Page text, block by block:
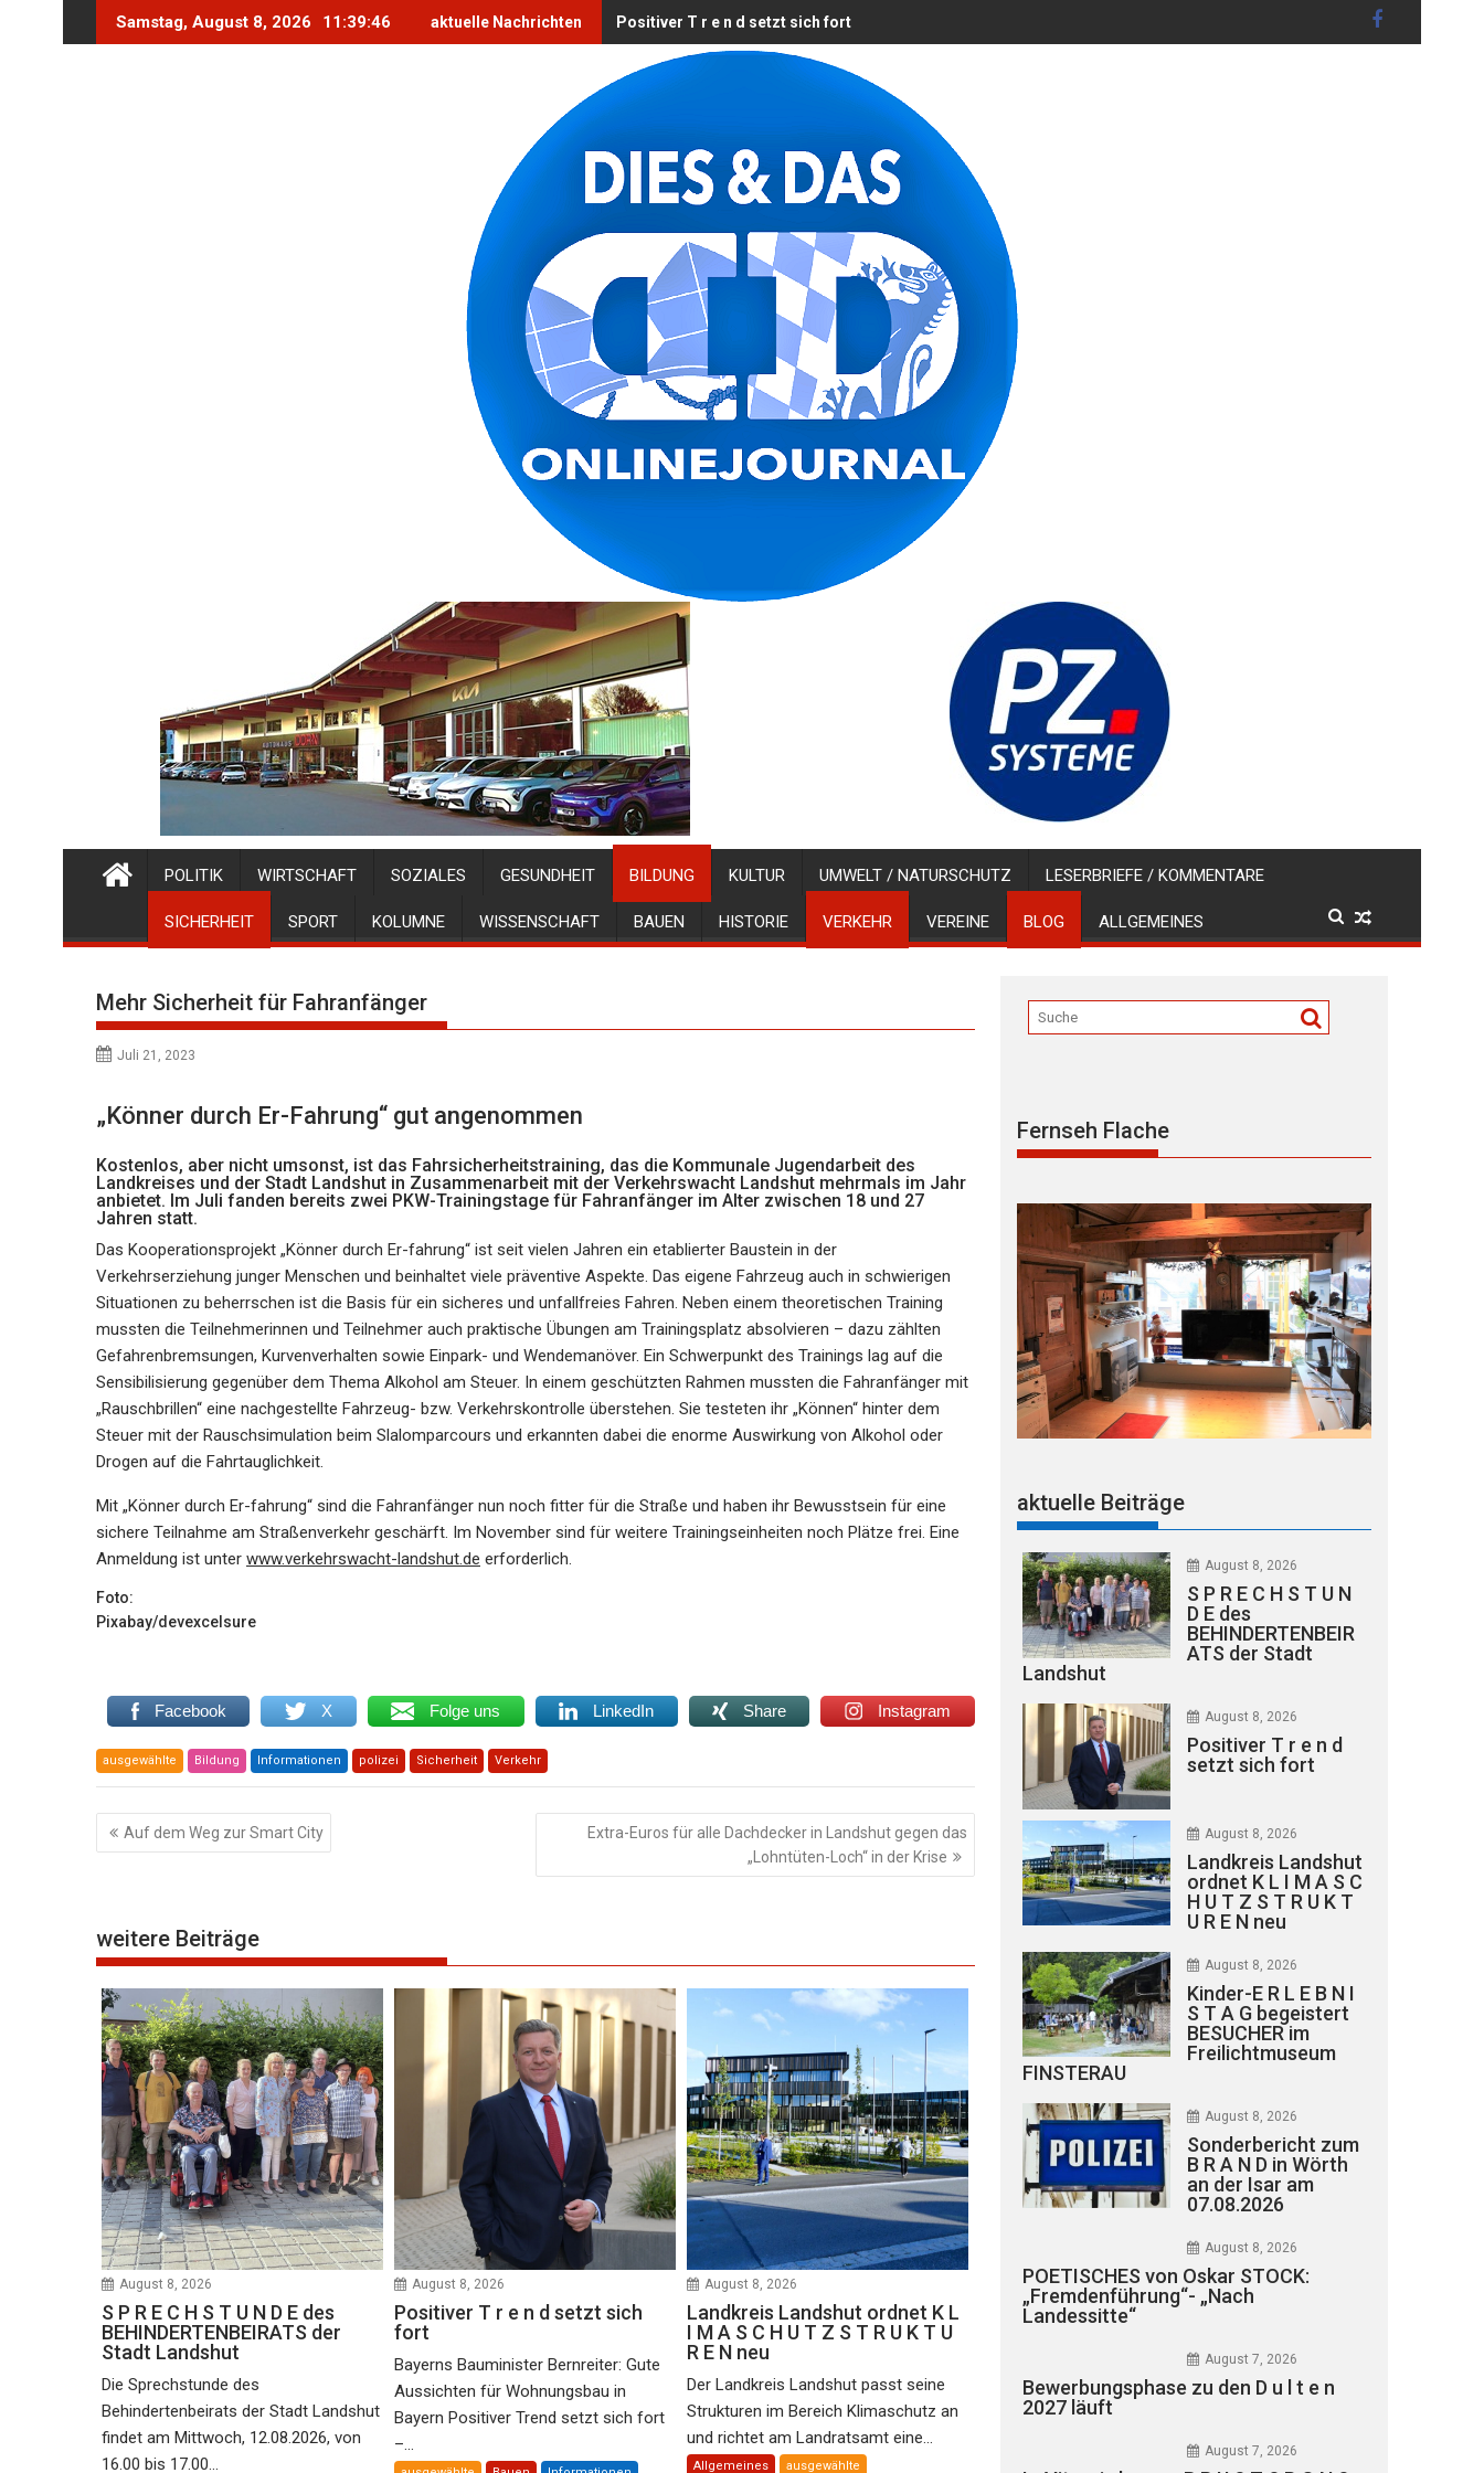
Samstag, August 8, 2026 11:39:48 aktuelle Nachrichten Positiver T r e n d setzt sich fort
POLITIK WIRTSCHAFT SOZIALES GESUNDHEIT BILDUNG KULTUR UMWELT / NATURSCHUTZ LESERBRIEFE / KOMMENTARE
SICHERHEIT SPORT KOLUMNE WISSENSCHAFT BAUEN HISTORIE VERKEHR VEREINE BLOG ALLGEMEINES
Mehr Sicherheit für Fahranfänger
Juli 21, 2023
„Könner durch Er-Fahrung“ gut angenommen
Kostenlos, aber nicht umsonst, ist das Fahrsicherheitstraining, das die Kommunale Jugendarbeit des
Landkreises und der Stadt Landshut in Zusammenarbeit mit der Verkehrswacht Landshut mehrmals im Jahr
anbietet. Im Juli fanden bereits zwei PKW-Trainingstage für Fahranfänger im Alter zwischen 18 und 27
Jahren statt.
Das Kooperationsprojekt „Könner durch Er-fahrung“ ist seit vielen Jahren ein etablierter Baustein in der
Verkehrserziehung junger Menschen und beinhaltet viele präventive Aspekte. Das eigene Fahrzeug auch in schwierigen
Situationen zu beherrschen ist die Basis für ein sicheres und unfallfreies Fahren. Neben einem theoretischen Training
mussten die Teilnehmerinnen und Teilnehmer auch praktische Übungen am Trainingsplatz absolvieren – dazu zählten
Gefahrenbremsungen, Kurvenverhalten sowie Einpark- und Wendemanöver. Ein Schwerpunkt des Trainings lag auf die
Sensibilisierung gegenüber dem Thema Alkohol am Steuer. In einem geschützten Rahmen mussten die Fahranfänger mit
„Rauschbrillen“ eine nachgestellte Fahrzeug- bzw. Verkehrskontrolle überstehen. Sie testeten ihr „Können“ hinter dem
Steuer mit der Rauschsimulation beim Slalomparcours und erkannten dabei die enorme Auswirkung von Alkohol oder
Drogen auf die Fahrtauglichkeit.
Mit „Könner durch Er-fahrung“ sind die Fahranfänger nun noch fitter für die Straße und haben ihr Bewusstsein für eine
sichere Teilnahme am Straßenverkehr geschärft. Im November sind für weitere Trainingseinheiten noch Plätze frei. Eine
Anmeldung ist unter www.verkehrswacht-landshut.de erforderlich.
Foto:
Pixabay/devexcelsure
Facebook X Folge uns LinkedIn Share Instagram
ausgewählte Bildung Informationen polizei Sicherheit Verkehr
Beitragsnavigation
Auf dem Weg zur Smart City
Extra-Euros für alle Dachdecker in Landshut gegen das
„Lohntüten-Loch“ in der Krise
weitere Beiträge
August 8, 2026
S P R E C H S T U N D E des
BEHINDERTENBEIRATS der
Stadt Landshut
Die Sprechstunde des
Behindertenbeirats der Stadt Landshut
findet am Mittwoch, 12.08.2026, von
16.00 bis 17.00...
August 8, 2026
Positiver T r e n d setzt sich
fort
Bayerns Bauminister Bernreiter: Gute
Aussichten für Wohnungsbau in
Bayern Positiver Trend setzt sich fort
–...
August 8, 2026
Landkreis Landshut ordnet K L
I M A S C H U T Z S T R U K T U
R E N neu
Der Landkreis Landshut passt seine
Strukturen im Bereich Klimaschutz an
und richtet am Landratsamt eine...
Allgemeines ausgewählte
Fernseh Flache
aktuelle Beiträge
August 8, 2026
S P R E C H S T U N
D E des
BEHINDERTENBEIR
ATS der Stadt
Landshut
August 8, 2026
Positiver T r e n d
setzt sich fort
August 8, 2026
Landkreis Landshut
ordnet K L I M A S C
H U T Z S T R U K T
U R E N neu
August 8, 2026
Kinder-E R L E B N I
S T A G begeistert
BESUCHER im
Freilichtmuseum
FINSTERAU
August 8, 2026
Sonderbericht zum
B R A N D in Wörth
an der Isar am
07.08.2026
August 8, 2026
POETISCHES von Oskar STOCK:
„Fremdenführung“- „Nach
Landessitte“
August 7, 2026
Bewerbungsphase zu den D u l t e n
2027 läuft
August 7, 2026